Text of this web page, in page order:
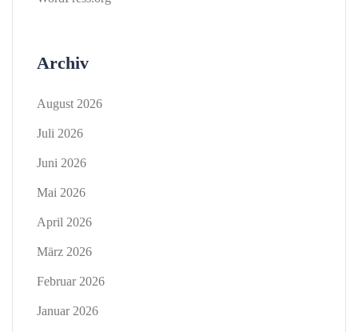
Archiv
August 2026
Juli 2026
Juni 2026
Mai 2026
April 2026
März 2026
Februar 2026
Januar 2026